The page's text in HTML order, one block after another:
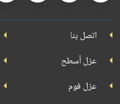
تويتر
اتصل بنا
عزل أسطح
عزل فوم